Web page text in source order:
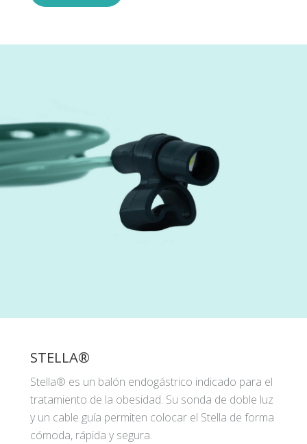
STELLA®
Stella® es un balón endogástrico indicado para el
tratamiento de la obesidad. Su sonda de doble luz
y un cable guía permiten colocar el Stella de forma
cómoda, rápida y segura.